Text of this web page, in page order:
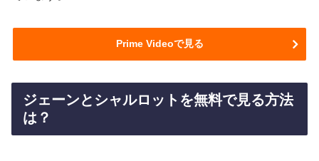
Prime Videoで見る
ジェーンとシャルロットを無料で見る方法
は？